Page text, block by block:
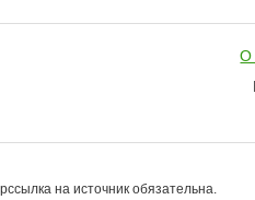
О
на источник обязательна.